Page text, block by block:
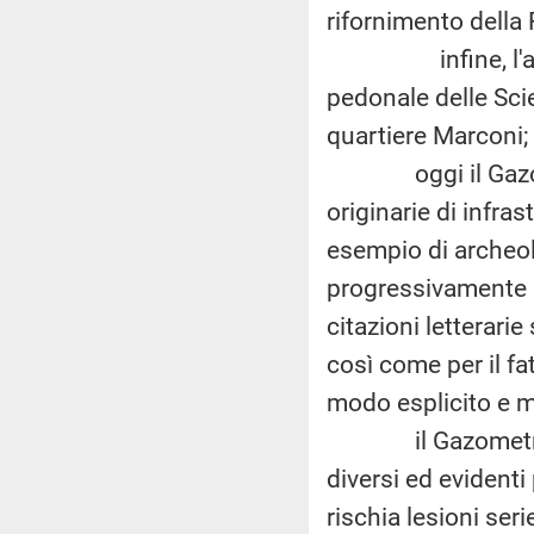
rifornimento della
infine, l'area,
pedonale delle
quartiere Marconi;
oggi il
originarie di
esempio di
citazioni letterarie
così come per il
modo esplicito e
il Gazometro,
diversi ed
rischia lesioni